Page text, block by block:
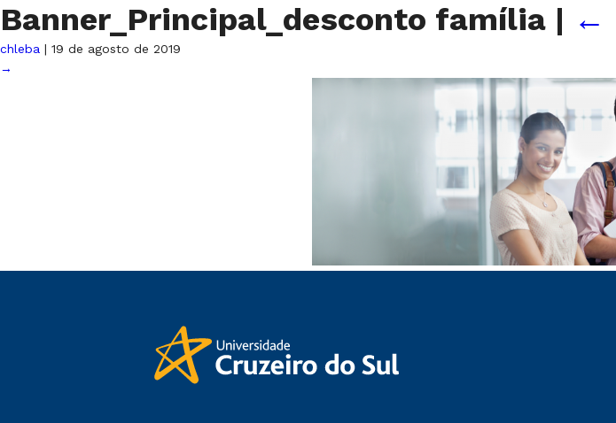
Banner_Principal_desconto família | ←
chleba | 19 de agosto de 2019
→